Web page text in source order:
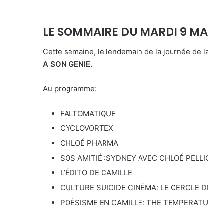
LE SOMMAIRE DU MARDI 9
Cette semaine, le lendemain de la journée de
A SON GENIE.
Au programme:
FALTOMATIQUE
CYCLOVORTEX
CHLOÉ PHARMA
SOS AMITIÉ :SYDNEY AVEC CHLOÉ
L’ÉDITO DE CAMILLE
CULTURE SUICIDE CINÉMA: LE CERCLE
POÈSISME EN CAMILLE: THE